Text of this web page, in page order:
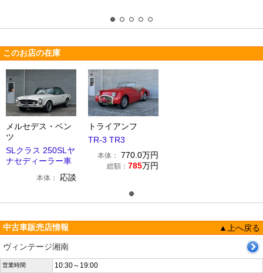
このお店の在庫
メルセデス・ベン
ツ
SLクラス 250SLヤ
ナセディーラー車
本体： 応談
トライアンフ
TR-3 TR3
本体： 770.0万円
総額： 785万円
中古車販売店情報
▲上へ戻る
ヴィンテージ湘南
営業時間 10:30～19:00